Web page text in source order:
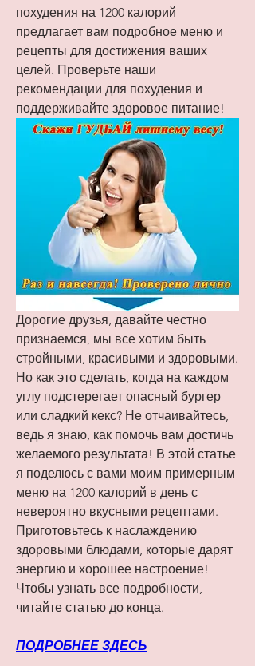
похудения на 1200 калорий
предлагает вам подробное меню и
рецепты для достижения ваших
целей. Проверьте наши
рекомендации для похудения и
поддерживайте здоровое питание!
Дорогие друзья, давайте честно
признаемся, мы все хотим быть
стройными, красивыми и здоровыми.
Но как это сделать, когда на каждом
углу подстерегает опасный бургер
или сладкий кекс? Не отчаивайтесь,
ведь я знаю, как помочь вам достичь
желаемого результата! В этой статье
я поделюсь с вами моим примерным
меню на 1200 калорий в день с
невероятно вкусными рецептами.
Приготовьтесь к наслаждению
здоровыми блюдами, которые дарят
энергию и хорошее настроение!
Чтобы узнать все подробности,
читайте статью до конца.
ПОДРОБНЕЕ ЗДЕСЬ